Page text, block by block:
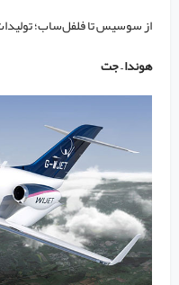
از سوسیس تا فلفل‌ساب؛
هوندا – جت